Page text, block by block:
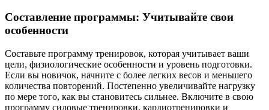
Составление программы: Учитывайте свои
особенности
Составьте программу тренировок, которая учитывает ваши
цели, физиологические особенности и уровень подготовки.
Если вы новичок, начните с более легких весов и меньшего
количества повторений. Постепенно увеличивайте нагрузку
по мере того, как вы становитесь сильнее. Включите в свою
программу силовые тренировки, кардиотренировки и